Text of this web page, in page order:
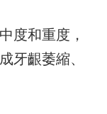
度和重度，
牙齦萎縮、